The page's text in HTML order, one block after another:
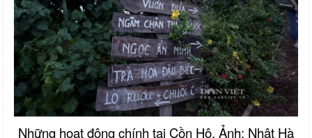
Những hoạt động chính tại Cồn Hô. Ảnh: Nhật Hà